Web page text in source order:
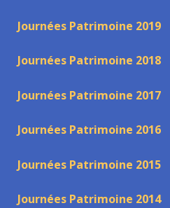
Journées Patrimoine 2019
Journées Patrimoine 2018
Journées Patrimoine 2017
Journées Patrimoine 2016
Journées Patrimoine 2015
Journées Patrimoine 2014